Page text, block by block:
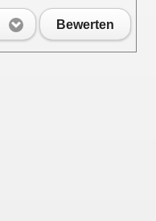
Bewerten